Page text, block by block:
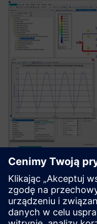
SYSTEMS SIMULATION
Simcenter
Simcenter Flomaster